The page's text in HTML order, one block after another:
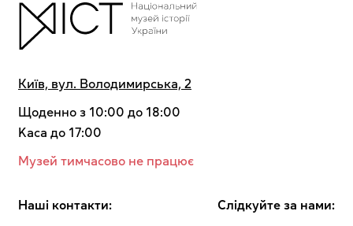
Київ, вул. Володимирська, 2
Щоденно з 10:00 до 18:00
Kaca до 17:00
Музей тимчасово не працює
Наші контакти: Cлідкуйте за нами: